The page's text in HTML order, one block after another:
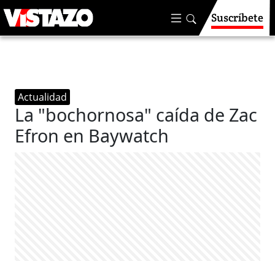
Suscríbete
Actualidad
La "bochornosa" caída de Zac
Efron en Baywatch